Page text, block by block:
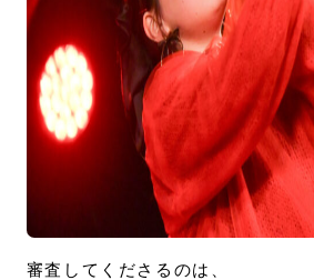
審査してくださるのは、